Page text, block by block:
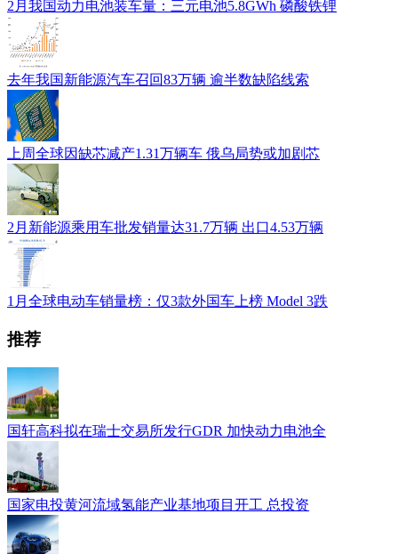
2月我国动力电池装车量：三元电池5.8GWh 磷酸铁锂
去年我国新能源汽车召回83万辆 逾半数缺陷线索
上周全球因缺芯减产1.31万辆车 俄乌局势或加剧芯
2月新能源乘用车批发销量达31.7万辆 出口4.53万辆
1月全球电动车销量榜：仅3款外国车上榜 Model 3跌
推荐
国轩高科拟在瑞士交易所发行GDR 加快动力电池全
国家电投黄河流域氢能产业基地项目开工 总投资